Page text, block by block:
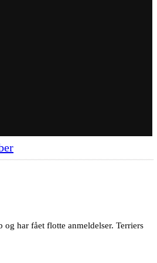
har fået flotte anmeldelser. Terriers